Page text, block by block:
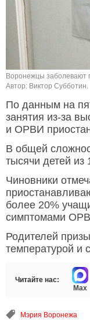
Воронежцы заболевают
Автор: Виктор Субботин.
По данным на
занятия из-за
и ОРВИ
В общей
тысячи детей из
Чиновники
более 20%
симптомами
Родителей
температурой и
Читайте нас:
Max
Мэрия Воронежа